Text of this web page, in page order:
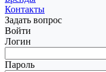
Контакты
Задать вопрос
Войти
Логин
Пароль